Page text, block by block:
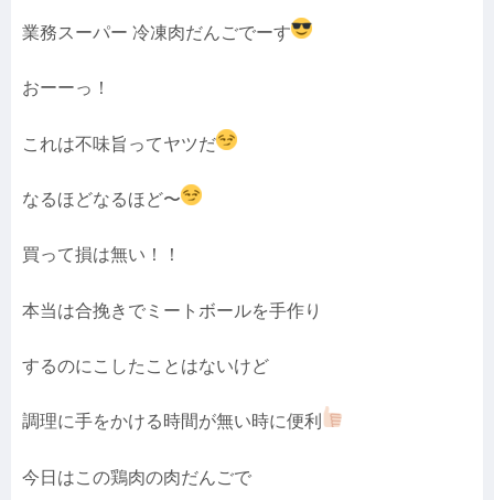
業務スーパー 冷凍肉だんごでーす
おーーっ！
これは不味旨ってヤツだ
なるほどなるほど〜
買って損は無い！！
本当は合挽きでミートボールを手作り
するのにこしたことはないけど
調理に手をかける時間が無い時に便利
今日はこの鶏肉の肉だんごで